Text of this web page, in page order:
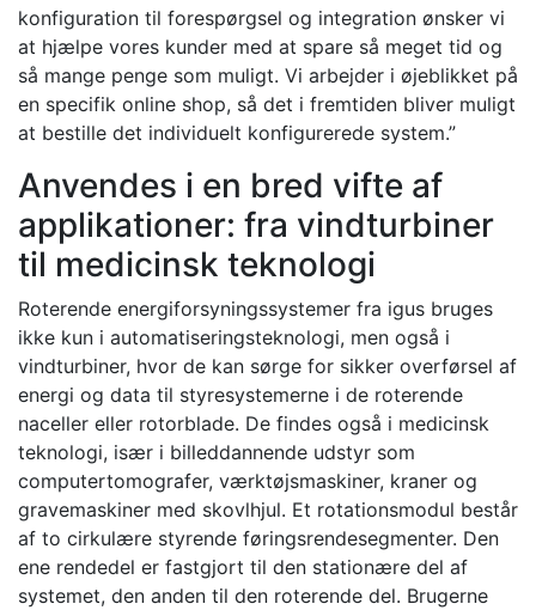
konfiguration til forespørgsel og integration ønsker vi
at hjælpe vores kunder med at spare så meget tid og
så mange penge som muligt. Vi arbejder i øjeblikket på
en specifik online shop, så det i fremtiden bliver muligt
at bestille det individuelt konfigurerede system.”
Anvendes i en bred vifte af
applikationer: fra vindturbiner
til medicinsk teknologi
Roterende energiforsyningssystemer fra igus bruges
ikke kun i automatiseringsteknologi, men også i
vindturbiner, hvor de kan sørge for sikker overførsel af
energi og data til styresystemerne i de roterende
naceller eller rotorblade. De findes også i medicinsk
teknologi, især i billeddannende udstyr som
computertomografer, værktøjsmaskiner, kraner og
gravemaskiner med skovlhjul. Et rotationsmodul består
af to cirkulære styrende føringsrendesegmenter. Den
ene rendedel er fastgjort til den stationære del af
systemet, den anden til den roterende del. Brugerne